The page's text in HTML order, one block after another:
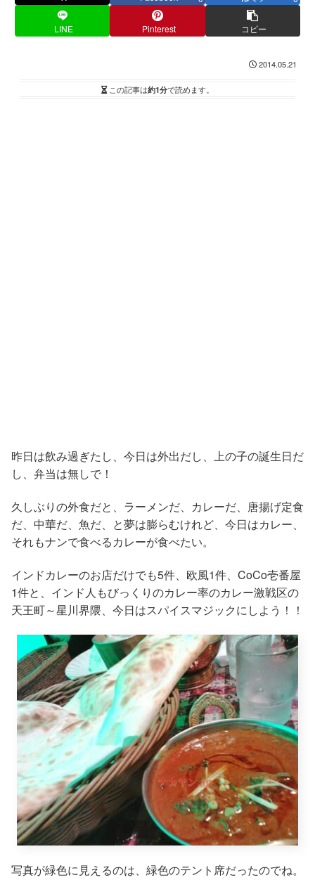
LINE Pinterest コピー
2014.05.21
この記事は約1分で読めます。
昨日は飲み過ぎたし、今日は外出だし、上の子の誕生日だ
し、弁当は無しで！
久しぶりの外食だと、ラーメンだ、カレーだ、唐揚げ定食
だ、中華だ、魚だ、と夢は膨らむけれど、今日はカレー、
それもナンで食べるカレーが食べたい。
インドカレーのお店だけでも5件、欧風1件、CoCo壱番屋
1件と、インド人もびっくりのカレー率のカレー激戦区の
天王町～星川界隈、今日はスパイスマジックにしよう！！
写真が緑色に見えるのは、緑色のテント席だったのでね。